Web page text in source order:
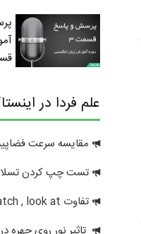
علم فردا در
مقایسه سرعت
تست چپ کردن تسلا
تفاوت watch , look at و see